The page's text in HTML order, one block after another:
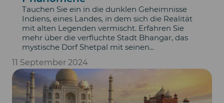
Tauchen Sie ein in die dunklen Geheimnisse
Indiens, eines Landes, in dem sich die Realität
mit alten Legenden vermischt. Erfahren Sie
mehr über die verfluchte Stadt Bhangar, das
mystische Dorf Shetpal mit seinen...
11 September 2024